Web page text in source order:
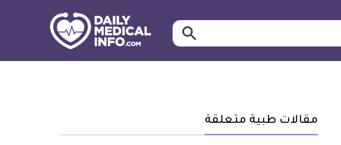
ابحث…
مقالات طبية متعلقة